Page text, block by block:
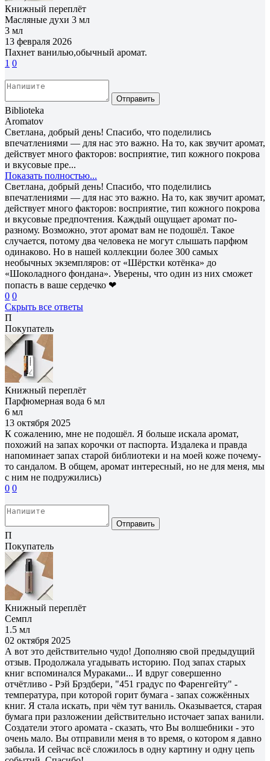
Книжный переплёт
Масляные духи 3 мл
3 мл
13 февраля 2026
Пахнет ванилью,обычный аромат.
1 0
Отправить
Biblioteka
Aromatov
Светлана, добрый день! Спасибо, что поделились
впечатлениями — для нас это важно. На то, как звучит аромат,
действует много факторов: восприятие, тип кожного покрова
и вкусовые пре...
Показать полностью...
Светлана, добрый день! Спасибо, что поделились
впечатлениями — для нас это важно. На то, как звучит аромат,
действует много факторов: восприятие, тип кожного покрова
и вкусовые предпочтения. Каждый ощущает аромат по-
разному. Возможно, этот аромат вам не подошёл. Такое
случается, потому два человека не могут слышать парфюм
одинаково. Но в нашей коллекции более 300 самых
необычных экземпляров: от «Шёрстки котёнка» до
«Шоколадного фондана». Уверены, что один из них сможет
попасть в ваше сердечко ❤
0 0
Скрыть все ответы
П
Покупатель
Книжный переплёт
Парфюмерная вода 6 мл
6 мл
13 октября 2025
К сожалению, мне не подошёл. Я больше искала аромат,
похожий на запах корочки от паспорта. Издалека и правда
напоминает запах старой библиотеки и на моей коже почему-
то сандалом. В общем, аромат интересный, но не для меня, мы
с ним не подружились)
0 0
Отправить
П
Покупатель
Книжный переплёт
Семпл
1.5 мл
02 октября 2025
А вот это действительно чудо! Дополняю свой предыдущий
отзыв. Продолжала угадывать историю. Под запах старых
книг вспоминался Мураками... И вдруг совершенно
отчётливо - Рэй Брэдбери, "451 градус по Фаренгейту" -
температура, при которой горит бумага - запах сожжённых
книг. Я стала искать, при чём тут ваниль. Оказывается, старая
бумага при разложении действительно источает запах ванили.
Создатели этого аромата - сказать, что Вы волшебники - это
очень мало. Вы отправили меня в то время, о котором я давно
забыла. И сейчас всё сложилось в одну картину и одну цепь